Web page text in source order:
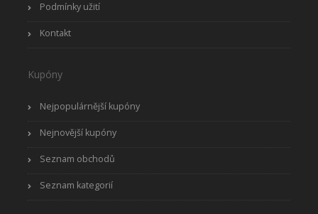
Podmínky užití
Kontakt
Kupóny
Nejpopulárnější kupóny
Nejnovější kupóny
Seznam obchodů
Seznam kategorií